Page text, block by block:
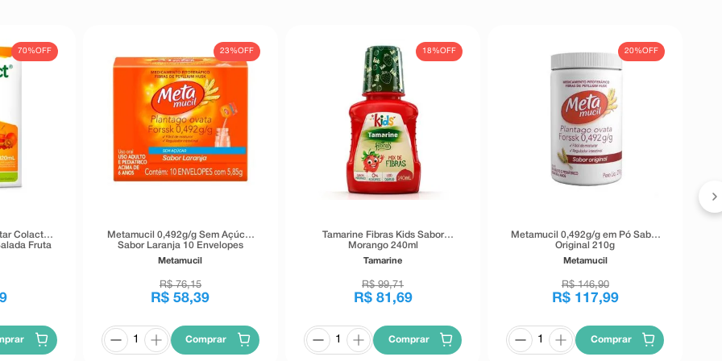
procure orientação de seu
70%OFF
Colact
Fruta
23%OFF
Metamucil 0,492g/g Sem Açúcar
Sabor Laranja 10 Envelopes
Metamucil
R$ 76,15
R$ 58,39
Comprar
18%OFF
Tamarine Fibras Kids Sabor
Morango 240ml
Tamarine
R$ 99,71
R$ 81 ,69
Comprar
20%OFF
Metamucil 0,492g/g em Pó Sabor
Original 210g
Metamucil
R$ 146,90
R$ 117,99
Comprar